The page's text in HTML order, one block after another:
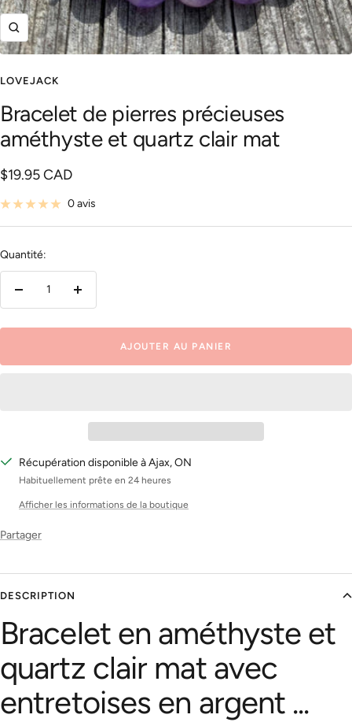
Zoom
LOVEJACK
Bracelet de pierres précieuses
améthyste et quartz clair mat
Prix
de
$19.95 CAD
0 avis
Quantité:
Réduire
Augmenter
AJOUTER AU PANIER
Récupération disponible à Ajax, ON
Habituellement prête en 24 heures
Afficher les informations de la boutique
Partager
DESCRIPTION
Bracelet en améthyste et
quartz clair mat avec
entretoises en argent ...